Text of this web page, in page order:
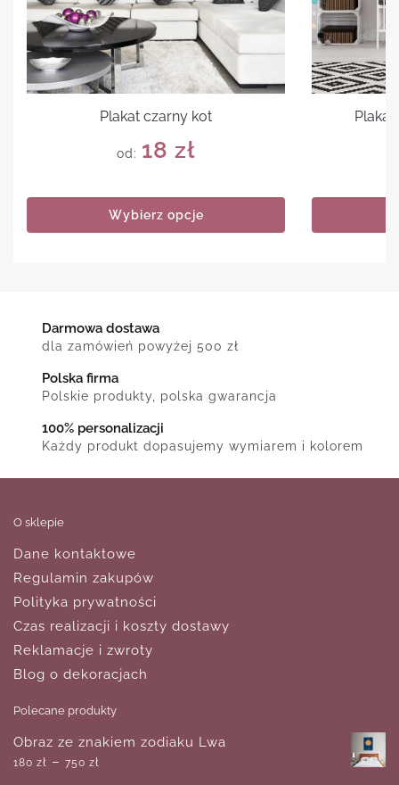
Plakat czarny kot
od: 18 zł
Wybierz opcje
Darmowa dostawa
dla zamówień powyżej 500 zł
Polska firma
Polskie produkty, polska gwarancja
100% personalizacji
Każdy produkt dopasujemy wymiarem i kolorem
O sklepie
Dane kontaktowe
Regulamin zakupów
Polityka prywatności
Czas realizacji i koszty dostawy
Reklamacje i zwroty
Blog o dekoracjach
Polecane produkty
Obraz ze znakiem zodiaku Lwa
180 zł – 750 zł